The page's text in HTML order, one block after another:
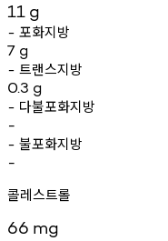
11 g
- 포화지방
7 g
- 트랜스지방
0.3 g
- 다불포화지방
-
- 불포화지방
-
콜레스트롤
66 mg